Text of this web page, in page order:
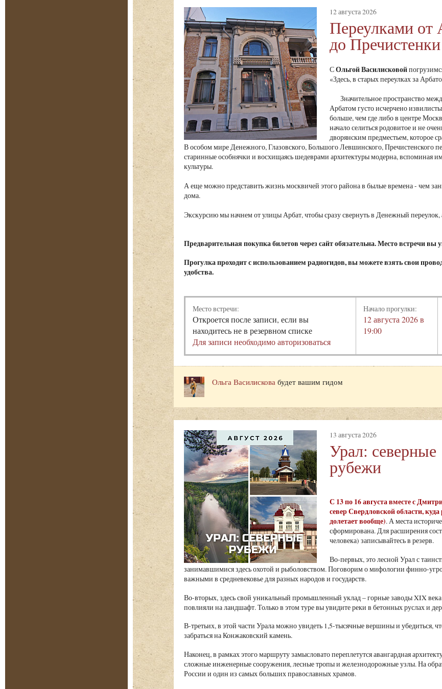
12 августа 2026
Переулками от
до Пречистенки
СОльгой Василисковой
«Здесь, в старых переулках за
Значительное пространство
Арбатом густо исчерчено
больше, чем где либо в центре
начало селиться родовитое и не
дворянским предместьем, которое
В особом мире Денежного, Глазовского, Большого Левшинского, Пречистенского
старинные особнячки и восхищаясь шедеврами архитектуры модерна, вспоминая
культуры.
А еще можно представить жизнь москвичей этого района в былые времена - чем
дома.
Экскурсию мы начнем от улицы Арбат, чтобы сразу свернуть в Денежный
Предварительная покупка билетов через сайт обязательна. Место встречи вы
Прогулка проходит с использованием радиогидов, вы можете взять свои
удобства.
Место встречи:
Откроется после записи, если вы
находитесь не в резервном списке
Для записи необходимо авторизоваться
Начало прогулки:
12 августа 2026 в
19:00
Ольга Василискова будет вашим гидом
13 августа 2026
Урал: северные
рубежи
С 13 по 16 августа вместе с
север Свердловской области,
долетает вообще). А места
сформирована. Для расширения
человека) записывайтесь в резерв.
Во-первых, это лесной Урал с
занимавшимися здесь охотой и рыболовством. Поговорим о мифологии финно-
важными в средневековье для разных народов и государств.
Во-вторых, здесь свой уникальный промышленный уклад – горные заводы XIX
повлияли на ландшафт. Только в этом туре вы увидите реки в бетонных руслах и
В-третьих, в этой части Урала можно увидеть 1,5-тысячные вершины и убедиться,
забраться на Конжаковский камень.
Наконец, в рамках этого маршруту замысловато переплетутся авангардная
сложные инженерные сооружения, лесные тропы и железнодорожные узлы. На
России и один из самых больших православных храмов.